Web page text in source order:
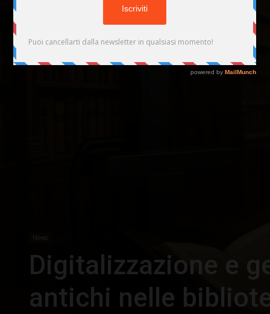
News
Digitalizzazione e
antichi nelle